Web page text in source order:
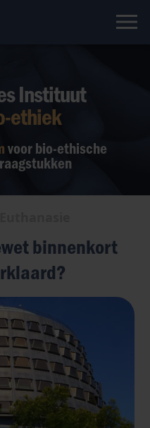
Instituut
ethiek
voor bio-ethische
binnenkort